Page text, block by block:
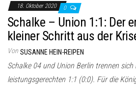
18. Oktober 2020 0
Schalke – Union 1:1: Der
kleiner Schritt aus der
Von SUSANNE HEIN-REIPEN
Schalke 04 und Union Berlin trennen sich
leistungsgerechten 1:1 (0:0). Für die